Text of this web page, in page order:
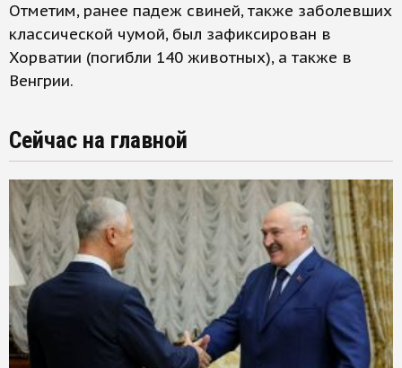
Отметим, ранее падеж свиней, также заболевших
классической чумой, был зафиксирован в
Хорватии (погибли 140 животных), а также в
Венгрии.
Сейчас на главной